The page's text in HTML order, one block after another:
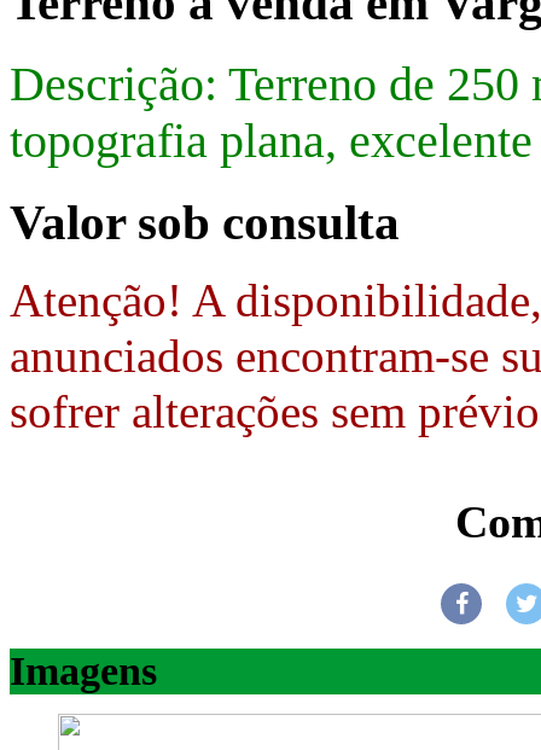
Descrição: Terreno de
topografia plana,
Valor sob consulta
Atenção! A
anunciados encontram-se
sofrer alterações sem
Imagens